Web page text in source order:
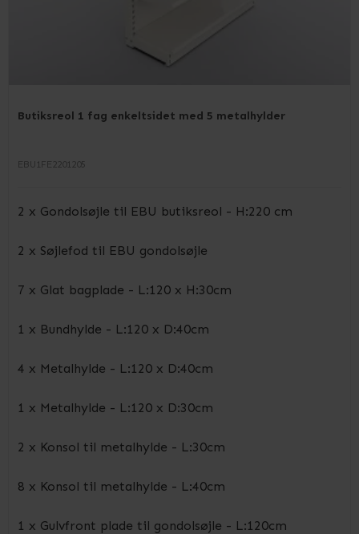
Butiksreol 1 fag enkeltsidet med 5 metalhylder
EBU1FE2201205
2 x Gondolsøjle til EBU butiksreol - H:220 cm
2 x Søjlefod til EBU gondolsøjle
7 x Glat bagplade - L:120 x H:30cm
1 x Bundhylde - L:120 x D:40cm
4 x Metalhylde - L:120 x D:40cm
1 x Metalhylde - L:120 x D:30cm
2 x Konsol til metalhylde - L:30cm
8 x Konsol til metalhylde - L:40cm
1 x Gulvfront plade til gondolsøjle - L:120cm